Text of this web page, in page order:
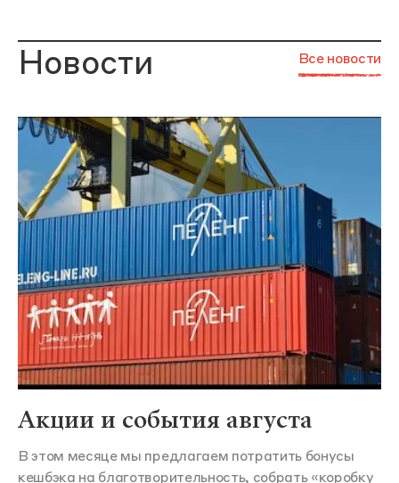
Новости Все новости
Акции и события августа
В этом месяце мы предлагаем потратить бонусы
кешбэка на благотворительность, собрать «коробку